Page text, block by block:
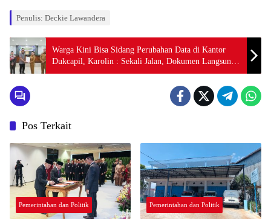
Penulis: Deckie Lawandera
Warga Kini Bisa Sidang Perubahan Data di Kantor
Dukcapil, Karolin : Sekali Jalan, Dokumen Langsung
Dibawa Pulang
Pos Terkait
Pemerintahan dan Politik Pemerintahan dan Politik